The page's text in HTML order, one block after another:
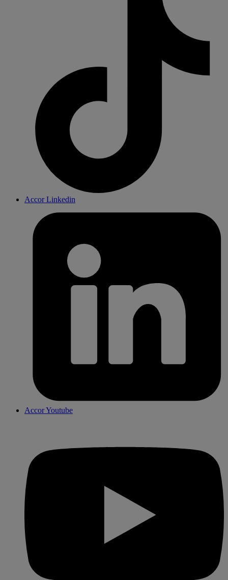
Accor Linkedin
Accor Youtube